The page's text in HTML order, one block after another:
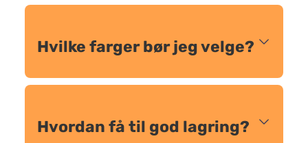
Hvilke farger bør jeg velge?
Hvordan få til god lagring?